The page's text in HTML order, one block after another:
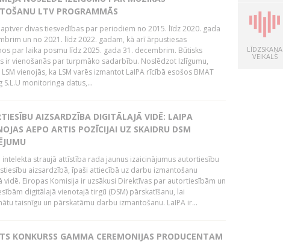
LTV PROGRAMMĀS
divas tiesvedības par periodiem no 2015. līdz 2020. gada
un no 2021. līdz 2022. gadam, kā arī ārpustiesas
par laika posmu līdz 2025. gada 31. decembrim. Būtisks
ir vienošanās par turpmāko sadarbību. Noslēdzot Izlīgumu,
LSM vienojās, ka LSM varēs izmantot LaIPA rīcībā esošos BMAT
S.L.U monitoringa datus,...
AIZSARDZĪBA DIGITĀLAJĀ VIDĒ: LAIPA
AEPO ARTIS POZĪCIJAI UZ SKAIDRU DSM
intelekta straujā attīstība rada jaunus izaicinājumus autortiesību
aizsardzībā, īpaši attiecībā uz darbu izmantošanu
vidē. Eiropas Komisija ir uzsākusi Direktīvas par autortiesībām un
digitālajā vienotajā tirgū (DSM) pārskatīšanu, lai
taisnīgu un pārskatāmu darbu izmantošanu. LaIPA ir...
KONKURSS GAMMA CEREMONIJAS PRODUCENTAM
LĪDZSKAŅA
VEIKALS